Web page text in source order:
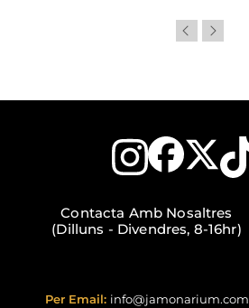
Contacta Amb Nosaltres
(Dilluns - Divendres, 8-16hr)
Per Email: info@jamonarium.com